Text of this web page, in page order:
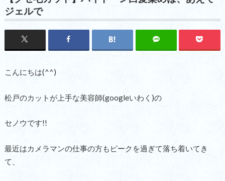
ジェルで
こんにちは(^^)
松戸のカットが上手な美容師(googleいわく)の
セノウです!!
最近はカメラマンの仕事の方もピークを過ぎて落ち着いてき
て、